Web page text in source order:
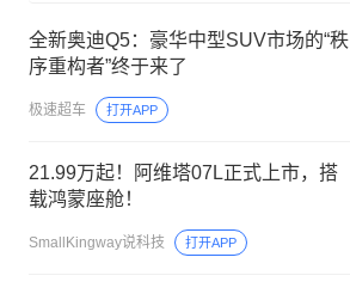
全新奥迪Q5：豪华中型SUV市场的“秩
序重构者”终于来了
极速超车 打开APP
21.99万起！阿维塔07L正式上市，搭
载鸿蒙座舱！
SmallKingway说科技 打开APP